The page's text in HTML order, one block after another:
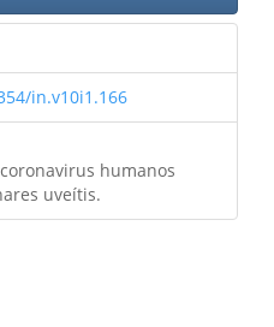
in.v10i1.166
humanos
uveítis.